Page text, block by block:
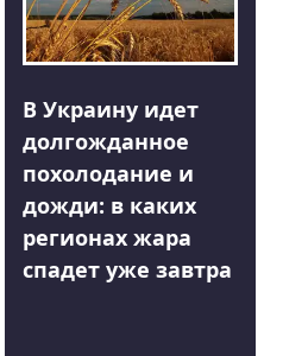
В Украину идет
долгожданное
похолодание и
дожди: в каких
регионах жара
спадет уже завтра